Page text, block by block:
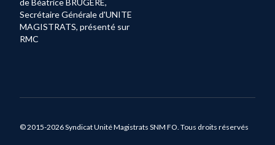
de Béatrice BRUGERE,
Secrétaire Générale d'UNITE
MAGISTRATS, présenté sur
RMC
© 2015-2026 Syndicat Unité Magistrats SNM FO. Tous droits réservés